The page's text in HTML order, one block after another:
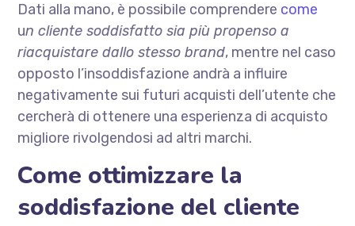
Dati alla mano, è possibile comprendere come
un cliente soddisfatto sia più propenso a
riacquistare dallo stesso brand, mentre nel caso
opposto l’insoddisfazione andrà a influire
negativamente sui futuri acquisti dell’utente che
cercherà di ottenere una esperienza di acquisto
migliore rivolgendosi ad altri marchi.
Come ottimizzare la
soddisfazione del cliente